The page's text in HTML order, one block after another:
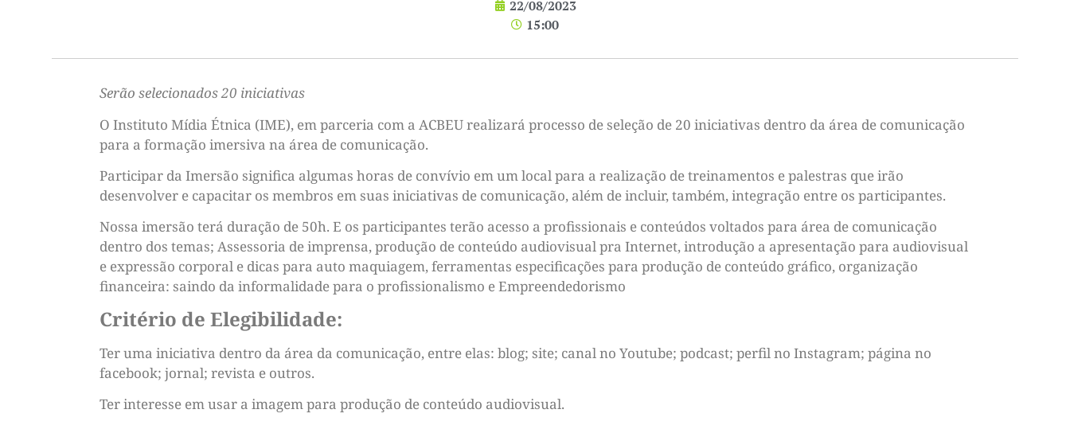
22/08/2023
15:00
Serão selecionados 20 iniciativas
O Instituto Mídia Étnica (IME), em parceria com a ACBEU realizará processo de seleção de 20 iniciativas dentro da área de comunicação
para a formação imersiva na área de comunicação.
Participar da Imersão significa algumas horas de convívio em um local para a realização de treinamentos e palestras que irão
desenvolver e capacitar os membros em suas iniciativas de comunicação, além de incluir, também, integração entre os participantes.
Nossa imersão terá duração de 50h. E os participantes terão acesso a profissionais e conteúdos voltados para área de comunicação
dentro dos temas; Assessoria de imprensa, produção de conteúdo audiovisual pra Internet, introdução a apresentação para audiovisual
e expressão corporal e dicas para auto maquiagem, ferramentas especificações para produção de conteúdo gráfico, organização
financeira: saindo da informalidade para o profissionalismo e Empreendedorismo
Critério de Elegibilidade:
Ter uma iniciativa dentro da área da comunicação, entre elas: blog; site; canal no Youtube; podcast; perfil no Instagram; página no
facebook; jornal; revista e outros.
Ter interesse em usar a imagem para produção de conteúdo audiovisual.